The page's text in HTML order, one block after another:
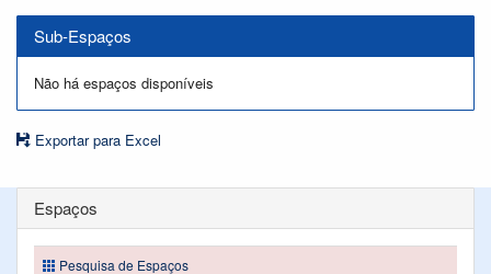
Sub-Espaços
Não há espaços disponíveis
Exportar para Excel
Espaços
Pesquisa de Espaços